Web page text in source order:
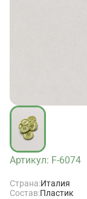
Артикул: F-6074
Страна:Италия
Состав:Пластик